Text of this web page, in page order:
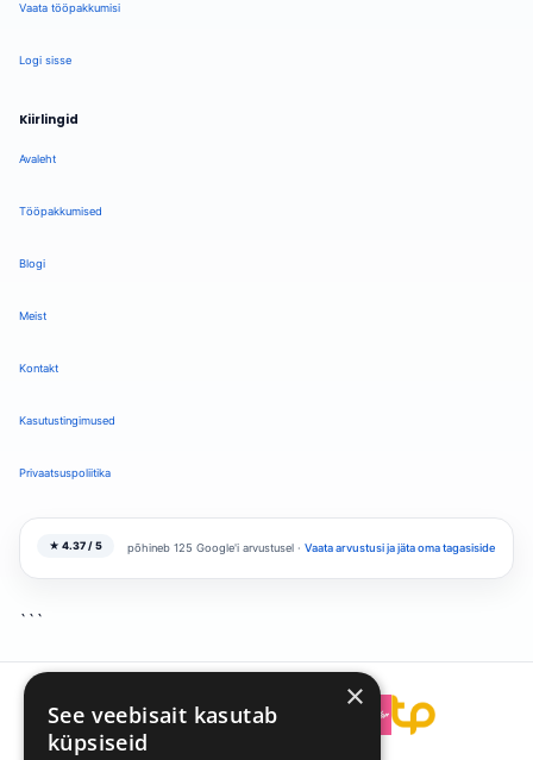
Vaata tööpakkumisi
Logi sisse
Kiirlingid
Avaleht
Tööpakkumised
Blogi
Meist
Kontakt
Kasutustingimused
Privaatsuspoliitika
★ 4.37 / 5 põhineb 125 Google'i arvustusel · Vaata arvustusi ja jäta oma tagasiside
```
``` ×
See veebisait kasutab
küpsiseid